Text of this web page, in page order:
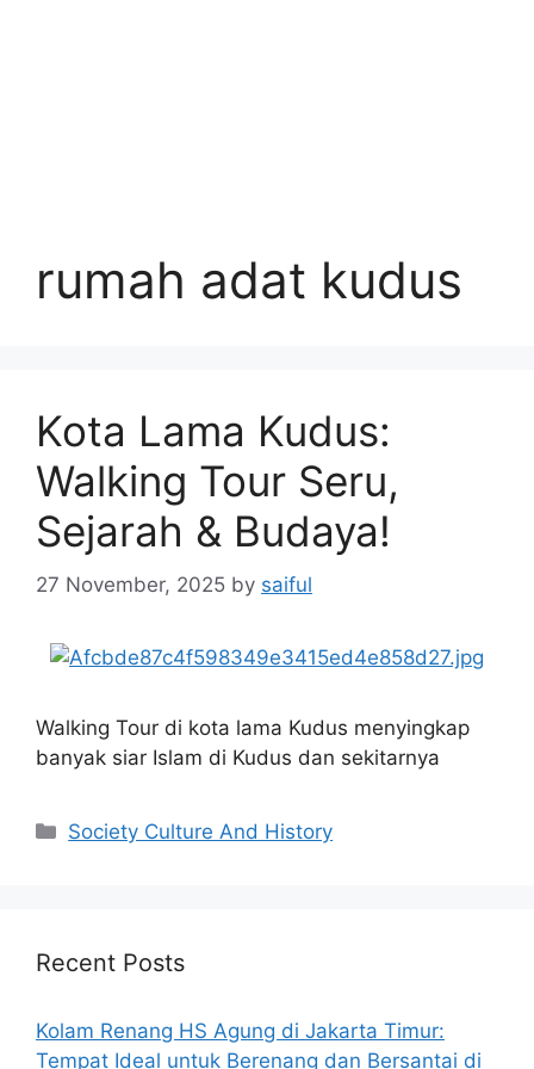
rumah adat kudus
Kota Lama Kudus:
Walking Tour Seru,
Sejarah & Budaya!
27 November, 2025 by saiful
Walking Tour di kota lama Kudus menyingkap
banyak siar Islam di Kudus dan sekitarnya
Categories
Society Culture And History
Recent Posts
Kolam Renang HS Agung di Jakarta Timur:
Tempat Ideal untuk Berenang dan Bersantai di